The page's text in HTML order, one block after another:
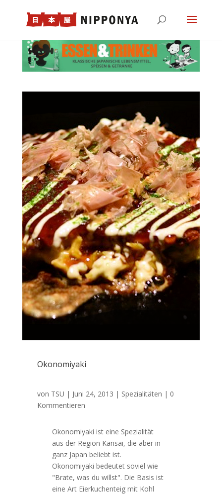
Okonomiyaki
von TSU | Juni 24, 2013 | Spezialitäten | 0
Kommentieren
Okonomiyaki ist eine Spezialität
aus der Region Kansai, die aber in
ganz Japan beliebt ist.
Okonomiyaki bedeutet soviel wie
"Brate, was du willst". Die Basis ist
eine Art Eierkuchenteig mit Kohl